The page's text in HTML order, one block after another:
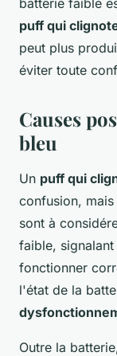
puff qui
peut plus
éviter toute
Causes
bleu
Un puff qui
confusion,
sont à
faible,
fonctionner
l'état de la
Outre la